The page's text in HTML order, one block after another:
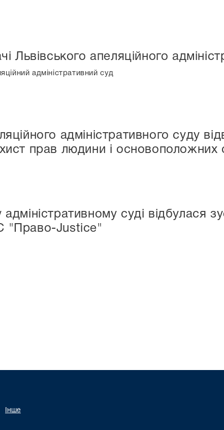
Львівського апеляційного
адміністративний суд
адміністративного суду
прав людини і основоположних
суді відбулася
"Право-Justice"
Інше